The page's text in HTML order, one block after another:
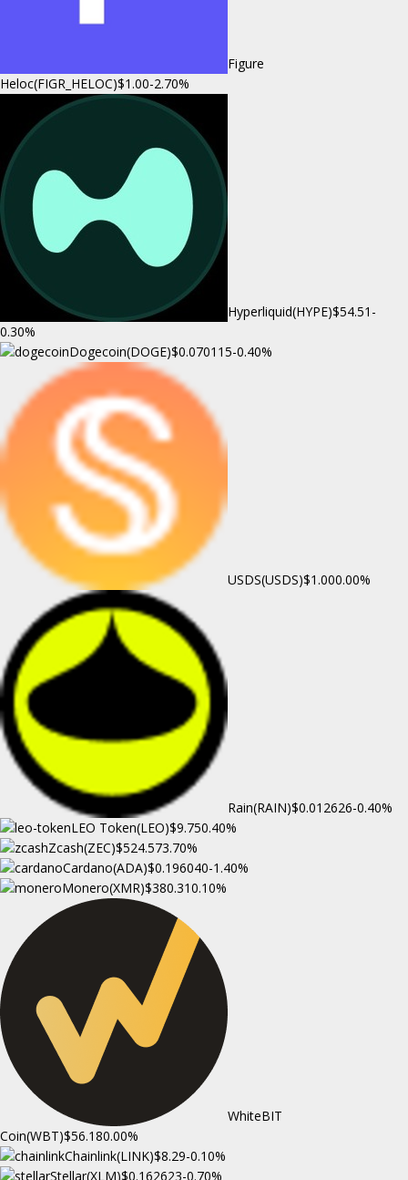
Figure
Heloc(FIGR_HELOC)$1.00-2.70%
Hyperliquid(HYPE)$54.51 -
0.30%
Dogecoin(DOGE)$0.070115-0.40%
USDS(USDS)$1.000.00%
Rain(RAIN)$0.012626-0.40%
LEO Token(LEO)$9.750.40%
Zcash(ZEC)$524.573.70%
Cardano(ADA)$0.196040-1.40%
Monero(XMR)$380.310.10%
WhiteBIT
Coin(WBT)$56.180.00%
Chainlink(LINK)$8.29-0.10%
Stellar(XLM)$0.162623-0.70%